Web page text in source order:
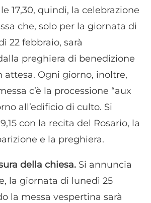
17,30, quindi, la celebrazione
che, solo per la giornata di
22 febbraio, sarà
preghiera di benedizione
Ogni giorno, inoltre,
c’è la processione “aux
all’edificio di culto. Si
con la recita del Rosario, la
e la preghiera.
della chiesa. Si annuncia
la giornata di lunedì 25
la messa vespertina sarà